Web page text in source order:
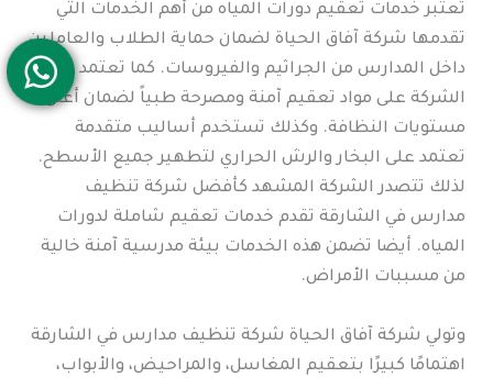
تعتبر خدمات تعقيم دورات المياه من أهم الخدمات التي
تقدمها شركة آفاق الحياة لضمان حماية الطلاب والعاملين
داخل المدارس من الجراثيم والفيروسات. كما تعتمد
الشركة على مواد تعقيم آمنة ومصرحة طبياً لضمان أعلى
مستويات النظافة. وكذلك تستخدم أساليب متقدمة
تعتمد على البخار والرش الحراري لتطهير جميع الأسطح.
لذلك تتصدر الشركة المشهد كأفضل شركة تنظيف
مدارس في الشارقة تقدم خدمات تعقيم شاملة لدورات
المياه. أيضا تضمن هذه الخدمات بيئة مدرسية آمنة خالية
من مسببات الأمراض.
وتولي شركة آفاق الحياة شركة تنظيف مدارس في الشارقة
اهتمامًا كبيرًا بتعقيم المغاسل، والمراحيض، والأبواب،